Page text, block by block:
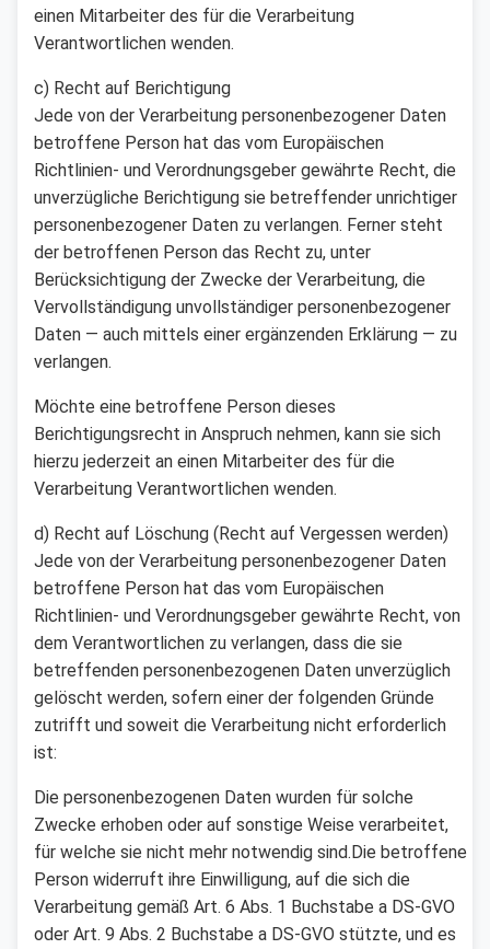
einen Mitarbeiter des für die Verarbeitung
Verantwortlichen wenden.
c) Recht auf Berichtigung
Jede von der Verarbeitung personenbezogener Daten
betroffene Person hat das vom Europäischen
Richtlinien- und Verordnungsgeber gewährte Recht, die
unverzügliche Berichtigung sie betreffender unrichtiger
personenbezogener Daten zu verlangen. Ferner steht
der betroffenen Person das Recht zu, unter
Berücksichtigung der Zwecke der Verarbeitung, die
Vervollständigung unvollständiger personenbezogener
Daten — auch mittels einer ergänzenden Erklärung — zu
verlangen.
Möchte eine betroffene Person dieses
Berichtigungsrecht in Anspruch nehmen, kann sie sich
hierzu jederzeit an einen Mitarbeiter des für die
Verarbeitung Verantwortlichen wenden.
d) Recht auf Löschung (Recht auf Vergessen werden)
Jede von der Verarbeitung personenbezogener Daten
betroffene Person hat das vom Europäischen
Richtlinien- und Verordnungsgeber gewährte Recht, von
dem Verantwortlichen zu verlangen, dass die sie
betreffenden personenbezogenen Daten unverzüglich
gelöscht werden, sofern einer der folgenden Gründe
zutrifft und soweit die Verarbeitung nicht erforderlich
ist:
Die personenbezogenen Daten wurden für solche
Zwecke erhoben oder auf sonstige Weise verarbeitet,
für welche sie nicht mehr notwendig sind.Die betroffene
Person widerruft ihre Einwilligung, auf die sich die
Verarbeitung gemäß Art. 6 Abs. 1 Buchstabe a DS-GVO
oder Art. 9 Abs. 2 Buchstabe a DS-GVO stützte, und es